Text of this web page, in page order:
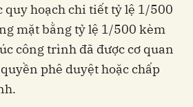
quy hoạch chi tiết tỷ lệ 1/500
mặt bằng tỷ lệ 1/500 kèm
công trình đã được cơ quan
phê duyệt hoặc chấp